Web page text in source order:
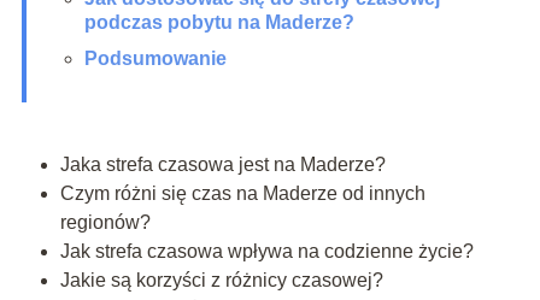
podczas pobytu na Maderze?
Podsumowanie
Jaka strefa czasowa jest na Maderze?
Czym różni się czas na Maderze od innych
regionów?
Jak strefa czasowa wpływa na codzienne życie?
Jakie są korzyści z różnicy czasowej?